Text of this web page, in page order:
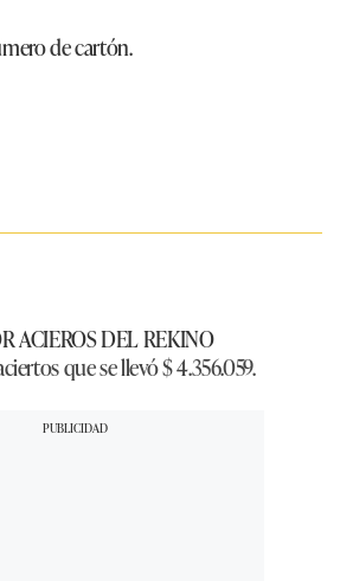
de cartón.
ACIEROS DEL REKINO
que se llevó $ 4.356.059.